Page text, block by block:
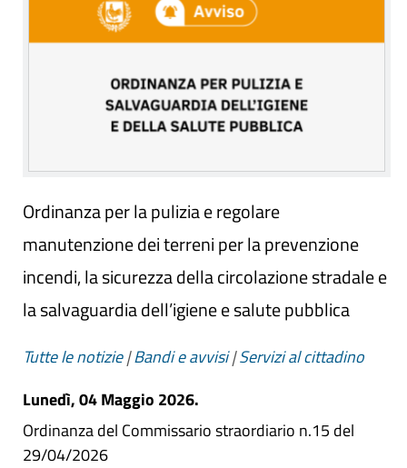
Ordinanza per la pulizia e regolare
manutenzione dei terreni per la prevenzione
incendi, la sicurezza della circolazione stradale e
la salvaguardia dell’igiene e salute pubblica
Tutte le notizie|Bandi e avvisi|Servizi al cittadino
Lunedì, 04 Maggio 2026.
Ordinanza del Commissario straordiario n.15 del
29/04/2026